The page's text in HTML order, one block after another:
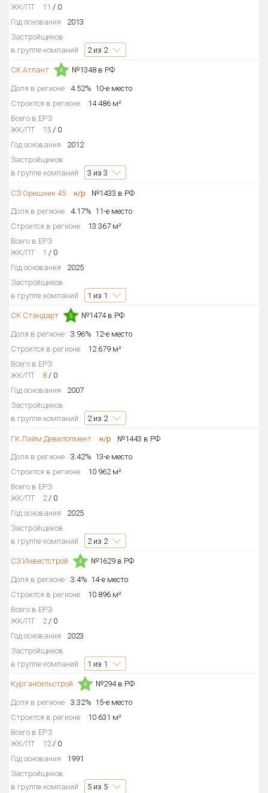
ЖК/ПТ 11 / 0
Год основания
2013
Застройщиков
в группе компаний
2из 2
СК Атлант 4 №1348 в РФ
Доля в регионе 4.52% 10-е место
Строится в регионе
14 486 м²
Всего в ЕРЗ
ЖК/ПТ
15 / 0
Год основания
2012
Застройщиков
в группе компаний
3 из 3
СЗ Орешник 45 н/р
№1433 в РФ
Доля в регионе
4.17% 11-е место
Строится в регионе
13 367 м²
Всего в ЕРЗ
ЖК/ПТ
1 / 0
Год основания
2025
Застройщиков
в группе компаний
1 из 1
СК Стандарт 5 №1474 в РФ
Доля в регионе 3.96% 12-е место
Строится в регионе
12 679 м²
Всего в ЕРЗ
ЖК/ПТ
8 / 0
Год основания
2007
Застройщиков
в группе компаний
2из 2
ГК Лайм Девелопмент н/р
№1443 в РФ
Доля в регионе
3.42% 13-е место
Строится в регионе
10 962 м²
Всего в ЕРЗ
ЖК/ПТ
2/ 0
Год основания
2025
Застройщиков
в группе компаний
2из 2
СЗ Инвестстрой 4 №1629 в РФ
Доля в регионе 3.4% 14-е место
Строится в регионе
10 896 м²
Всего в ЕРЗ
ЖК/ПТ
2/ 0
Год основания
2023
Застройщиков
в группе компаний
1 из 1
Кургансельстрой 4 №294 в РФ
Доля в регионе 3.32% 15-е место
Строится в регионе
10 631 м²
Всего в ЕРЗ
ЖК/ПТ
12/ 0
Год основания
1991
Застройщиков
в группе компаний
5 из 5